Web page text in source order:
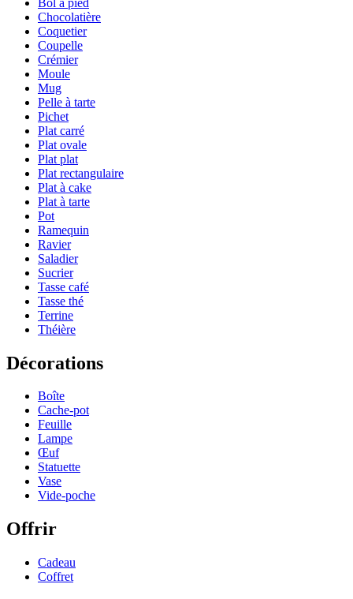
Chocolatière
Coquetier
Coupelle
Crémier
Moule
Mug
Pelle à tarte
Pichet
Plat carré
Plat ovale
Plat plat
Plat rectangulaire
Plat à cake
Plat à tarte
Pot
Ramequin
Ravier
Saladier
Sucrier
Tasse café
Tasse thé
Terrine
Théière
Décorations
Boîte
Cache-pot
Feuille
Lampe
Œuf
Statuette
Vase
Vide-poche
Offrir
Cadeau
Coffret